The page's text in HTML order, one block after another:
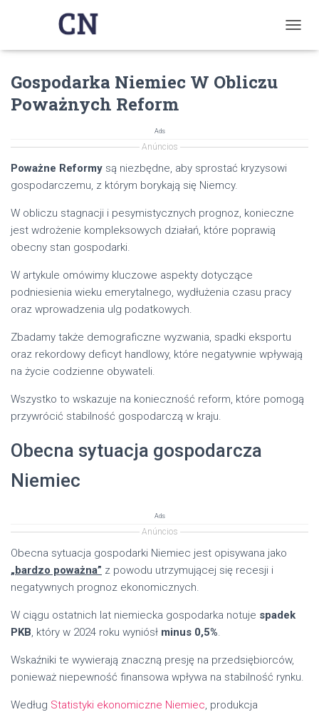
O
I
Gospodarka Niemiec W Obliczu
Poważnych Reform
Ads
Anúncios
Poważne Reformy są niezbędne, aby sprostać kryzysowi
gospodarczemu, z którym borykają się Niemcy.
W obliczu stagnacji i pesymistycznych prognoz, konieczne
jest wdrożenie kompleksowych działań, które poprawią
obecny stan gospodarki.
W artykule omówimy kluczowe aspekty dotyczące
podniesienia wieku emerytalnego, wydłużenia czasu pracy
oraz wprowadzenia ulg podatkowych.
Zbadamy także demograficzne wyzwania, spadki eksportu
oraz rekordowy deficyt handlowy, które negatywnie wpływają
na życie codzienne obywateli.
Wszystko to wskazuje na konieczność reform, które pomogą
przywrócić stabilność gospodarczą w kraju.
Obecna sytuacja gospodarcza
Niemiec
Ads
Anúncios
Obecna sytuacja gospodarki Niemiec jest opisywana jako
„bardzo poważna” z powodu utrzymującej się recesji i
negatywnych prognoz ekonomicznych.
W ciągu ostatnich lat niemiecka gospodarka notuje spadek
PKB, który w 2024 roku wyniósł minus 0,5%.
Wskaźniki te wywierają znaczną presję na przedsiębiorców,
ponieważ niepewność finansowa wpływa na stabilność rynku.
Według Statistyki ekonomiczne Niemiec, produkcja